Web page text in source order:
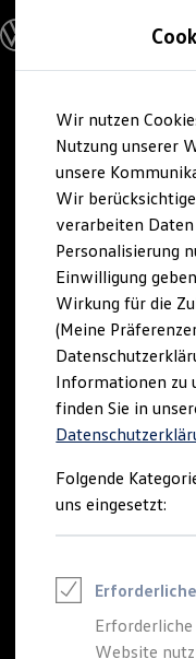
Hauptinhalt
springen
Footer
springen
Offene Stellen
Schüler
Schüler
Studenten
Master-
Jobs in
Absolventen
StartUp
Jobs in
Jobs in
Arbeiten bei VW
Was uns
Wir bei
Onboarding
Wir nutzen
Nutzung unserer
unsere
Wir
verarbeiten
Personalisierung
Einwilligung
Wirkung für die
(Meine
Informationen zu
finden Sie in
Folgende
uns eingesetzt:
Website